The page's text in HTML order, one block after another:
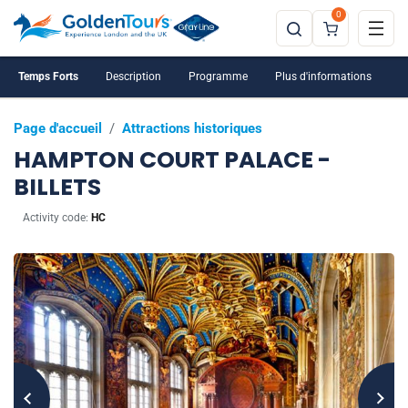
0
Page d'accueil / Attractions historiques
HAMPTON COURT PALACE -
BILLETS
Activity code: HC
Temps Forts Description Programme Plus d'informations